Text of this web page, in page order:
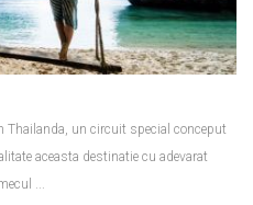
un circuit special conceput
aceasta destinatie cu adevarat
...